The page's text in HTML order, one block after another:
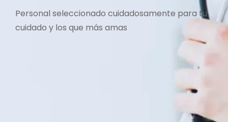
Personal seleccionado cuidadosamente para tu
cuidado y los que más amas